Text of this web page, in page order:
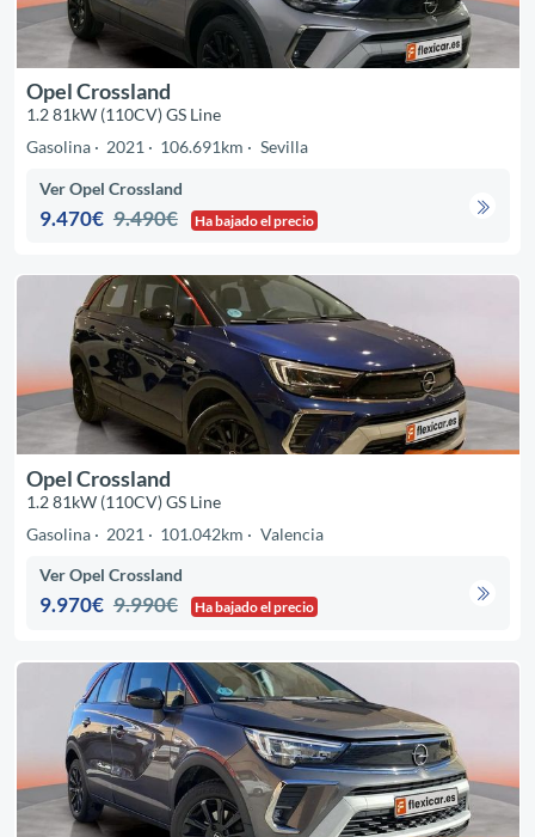
Opel Crossland
1.2 81kW (110CV) GS Line
Gasolina
2021 106.691km Sevilla
Ver Opel Crossland
9.470€ 9.490€ Ha bajado el precio
Opel Crossland
1.2 81kW (110CV) GS Line
Gasolina
2021 101.042km Valencia
Ver Opel Crossland
9.970€ 9.990€ Ha bajado el precio